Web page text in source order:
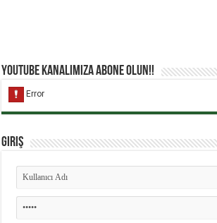
YouTube Kanalımıza Abone Olun!!
Giriş